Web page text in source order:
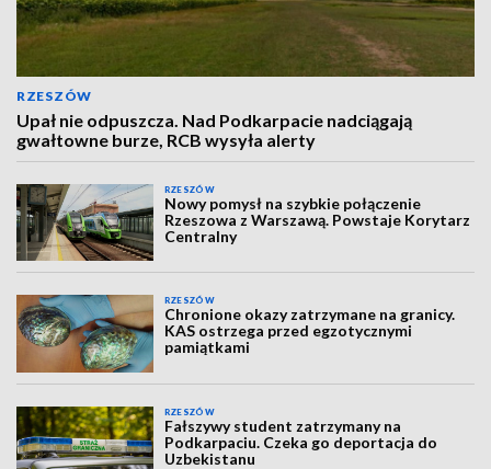
RZESZÓW
Upał nie odpuszcza. Nad Podkarpacie nadciągają
gwałtowne burze, RCB wysyła alerty
RZESZÓW
Nowy pomysł na szybkie połączenie
Rzeszowa z Warszawą. Powstaje Korytarz
Centralny
RZESZÓW
Chronione okazy zatrzymane na granicy.
KAS ostrzega przed egzotycznymi
pamiątkami
RZESZÓW
Fałszywy student zatrzymany na
Podkarpaciu. Czeka go deportacja do
Uzbekistanu